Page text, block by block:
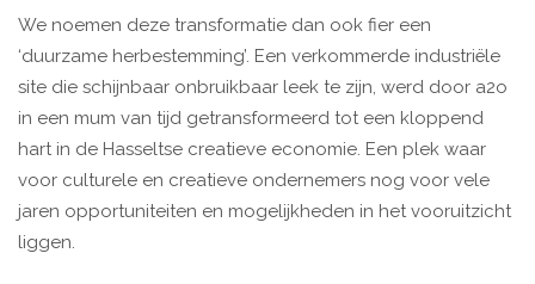
We noemen deze transformatie dan ook fier een
‘duurzame herbestemming’. Een verkommerde industriële
site die schijnbaar onbruikbaar leek te zijn, werd door a2o
in een mum van tijd getransformeerd tot een kloppend
hart in de Hasseltse creatieve economie. Een plek waar
voor culturele en creatieve ondernemers nog voor vele
jaren opportuniteiten en mogelijkheden in het vooruitzicht
liggen.